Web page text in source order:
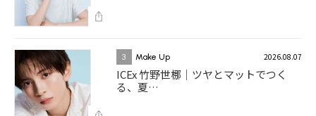
3 Make Up 2026.08.07
ICEx 竹野世梛｜ツヤとマットでつく
る、夏…